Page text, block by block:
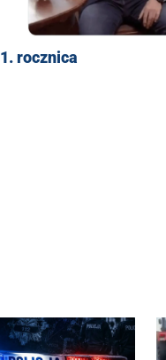
1. rocznica